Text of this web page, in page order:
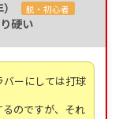
脱・初心者
硬い
バーにしては打球
のですが、それ